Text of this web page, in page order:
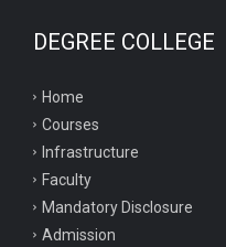
DEGREE COLLEGE
Home
Courses
Infrastructure
Faculty
Mandatory Disclosure
Admission